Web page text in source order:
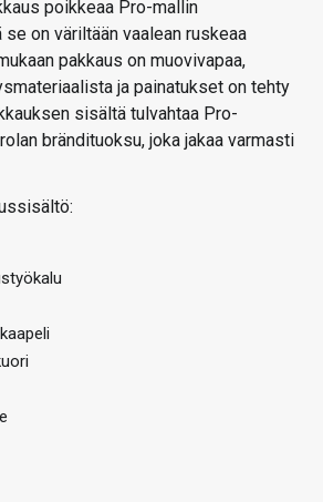
poikkeaa Pro-mallin
on väriltään vaalean ruskeaa
pakkaus on muovivapaa,
ja painatukset on tehty
sisältä tulvahtaa Pro-
brändituoksu, joka jakaa varmasti